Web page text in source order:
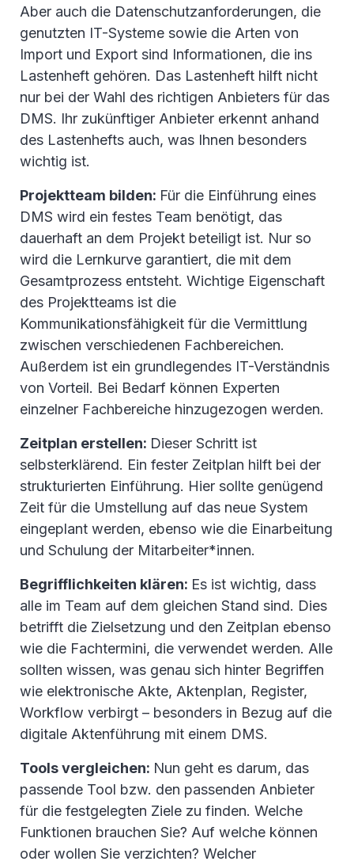
Aber auch die Datenschutzanforderungen, die
genutzten IT-Systeme sowie die Arten von
Import und Export sind Informationen, die ins
Lastenheft gehören. Das Lastenheft hilft nicht
nur bei der Wahl des richtigen Anbieters für das
DMS. Ihr zukünftiger Anbieter erkennt anhand
des Lastenhefts auch, was Ihnen besonders
wichtig ist.
Projektteam bilden: Für die Einführung eines
DMS wird ein festes Team benötigt, das
dauerhaft an dem Projekt beteiligt ist. Nur so
wird die Lernkurve garantiert, die mit dem
Gesamtprozess entsteht. Wichtige Eigenschaft
des Projektteams ist die
Kommunikationsfähigkeit für die Vermittlung
zwischen verschiedenen Fachbereichen.
Außerdem ist ein grundlegendes IT-Verständnis
von Vorteil. Bei Bedarf können Experten
einzelner Fachbereiche hinzugezogen werden.
Zeitplan erstellen: Dieser Schritt ist
selbsterklärend. Ein fester Zeitplan hilft bei der
strukturierten Einführung. Hier sollte genügend
Zeit für die Umstellung auf das neue System
eingeplant werden, ebenso wie die Einarbeitung
und Schulung der Mitarbeiter*innen.
Begrifflichkeiten klären: Es ist wichtig, dass
alle im Team auf dem gleichen Stand sind. Dies
betrifft die Zielsetzung und den Zeitplan ebenso
wie die Fachtermini, die verwendet werden. Alle
sollten wissen, was genau sich hinter Begriffen
wie elektronische Akte, Aktenplan, Register,
Workflow verbirgt – besonders in Bezug auf die
digitale Aktenführung mit einem DMS.
Tools vergleichen: Nun geht es darum, das
passende Tool bzw. den passenden Anbieter
für die festgelegten Ziele zu finden. Welche
Funktionen brauchen Sie? Auf welche können
oder wollen Sie verzichten? Welcher